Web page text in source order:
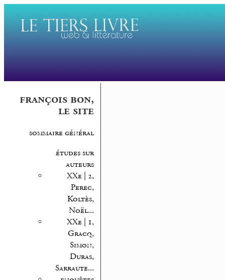
françois bon,
le site
sommaire général
études sur
auteurs
XXe | 2,
Perec,
Koltès,
Noël...
XXe | 1,
Gracq,
Simon,
Duras,
Sarraute...